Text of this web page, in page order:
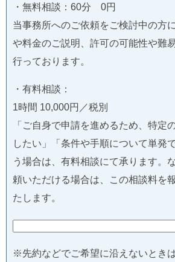
・無料相談：60分 0円
当事務所へのご依頼をご検討中の方
や料金のご説明、許可の可能性や難
行っております。
・有料相談：
1時間 10,000円／税別
「ご自身で申請を進めるため、特定
したい」「条件や手順について単発
う場合は、有料相談にて承ります。
頼いただける場合は、この相談料を
たします。
※先約などでご希望に沿えないとき